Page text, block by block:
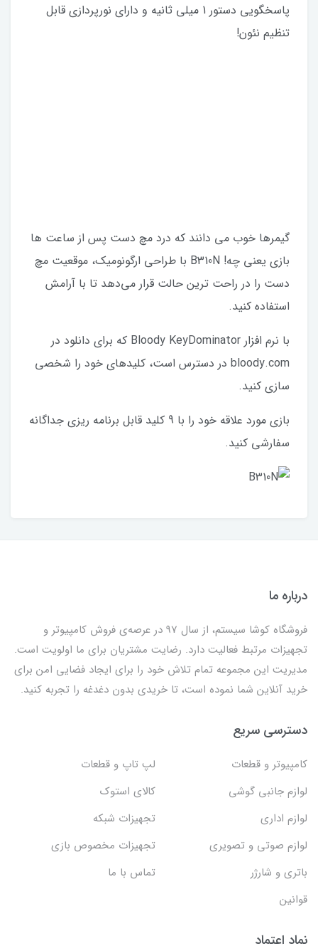
پاسخگویی دستور 1 میلی ثانیه و دارای نورپردازی قابل
تنظیم نئون!
گیمرها خوب می دانند که درد مچ دست پس از ساعت ها
بازی یعنی چه! B310N با طراحی ارگونومیک، موقعیت مچ
دست را در راحت ترین حالت قرار می‌دهد تا با آرامش
استفاده کنید.
با نرم افزار Bloody KeyDominator که برای دانلود در
bloody.com در دسترس است، کلیدهای خود را شخصی
سازی کنید.
بازی مورد علاقه خود را با 9 کلید قابل برنامه ریزی جداگانه
سفارشی کنید.
درباره ما
فروشگاه کوشا سیستم، از سال 97 در عرصه‌ی فروش کامپیوتر و
تجهیزات مرتبط فعالیت دارد. رضایت مشتریان برای ما اولویت است.
مدیریت این مجموعه تمام تلاش خود را برای ایجاد فضایی امن برای
خرید آنلاین شما نموده است، تا خریدی بدون دغدغه را تجربه کنید.
دسترسی سریع
کامپیوتر و قطعات
لپ تاپ و قطعات
لوازم جانبی گوشی
کالای استوک
لوازم اداری
تجهیزات شبکه
لوازم صوتی و تصویری
تجهیزات مخصوص بازی
باتری و شارژر
تماس با ما
قوانین
نماد اعتماد